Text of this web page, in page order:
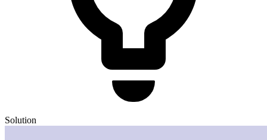
Solution